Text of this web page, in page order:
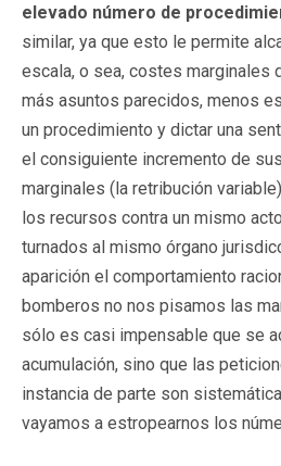
elevado número de
similar, ya que esto le permite
escala, o sea, costes marginales
más asuntos parecidos, menos
un procedimiento y dictar una
el consiguiente incremento de
marginales (la retribución
los recursos contra un mismo
turnados al mismo órgano
aparición el comportamiento
bomberos no nos pisamos las
sólo es casi impensable que se
acumulación, sino que las
instancia de parte son
vayamos a estropearnos los